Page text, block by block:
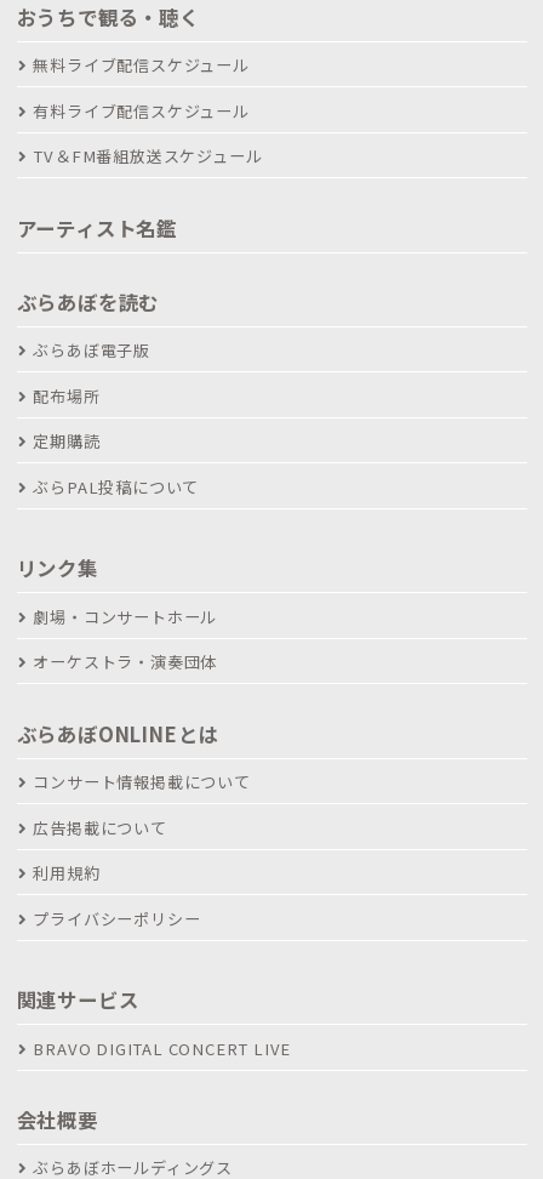
おうちで観る・聴く
無料ライブ配信スケジュール
有料ライブ配信スケジュール
TV＆FM番組放送スケジュール
アーティスト名鑑
ぶらあぼを読む
ぶらあぼ電子版
配布場所
定期購読
ぶらPAL投稿について
リンク集
劇場・コンサートホール
オーケストラ・演奏団体
ぶらあぼONLINEとは
コンサート情報掲載について
広告掲載について
利用規約
プライバシーポリシー
関連サービス
BRAVO DIGITAL CONCERT LIVE
会社概要
ぶらあぼホールディングス